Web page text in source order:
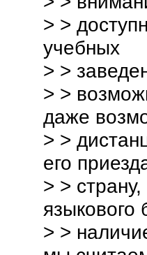
> >
учебных
> >
> >
даже
> >
его
> >
языкового
> >